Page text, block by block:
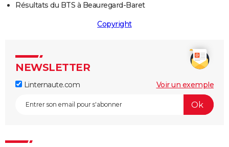
Résultats du BTS à Beauregard-Baret
Copyright
NEWSLETTER
Linternaute.com Voir un exemple